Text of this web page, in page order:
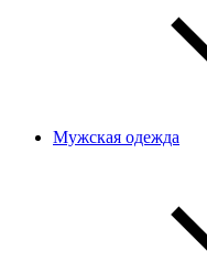
Мужская одежда